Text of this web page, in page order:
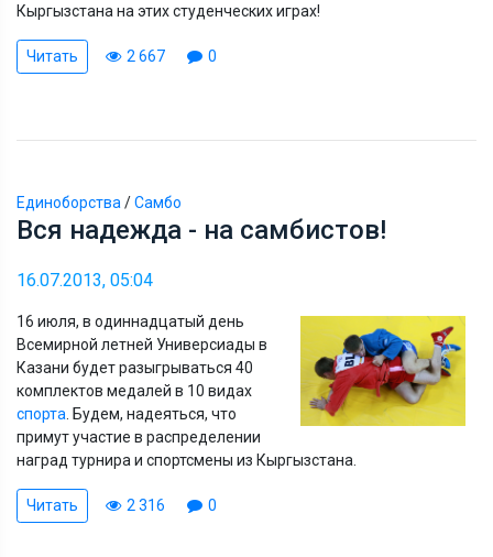
Кыргызстана на этих студенческих играх!
Читать 2 667 0
Единоборства /Самбо
Вся надежда - на самбистов!
16.07.2013, 05:04
16 июля, в одиннадцатый день
Всемирной летней Универсиады в
Казани будет разыгрываться 40
комплектов медалей в 10 видах
спорта . Будем, надеяться, что
примут участие в распределении
наград турнира и спортсмены из Кыргызстана.
Читать 2 316 0